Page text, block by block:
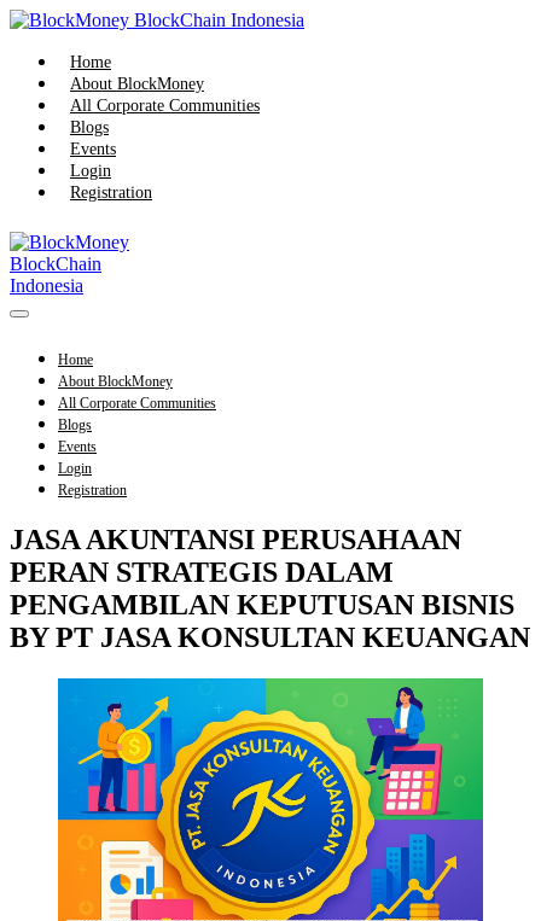
Skip
content
Home
About BlockMoney
All Corporate Communities
Blogs
Events
Login
Registration
Menu
Home
About BlockMoney
All Corporate Communities
Blogs
Events
Login
Registration
JASA AKUNTANSI PERUSAHAAN
PERAN STRATEGIS DALAM
PENGAMBILAN KEPUTUSAN BISNIS
BY PT JASA KONSULTAN KEUANGAN